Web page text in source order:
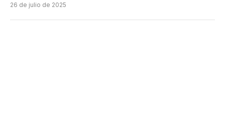
26 de julio de 2025